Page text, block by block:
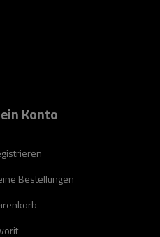
Konto
Bestellungen